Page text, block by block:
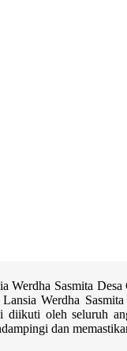
Werdha Sasmita
Werdha
oleh seluruh
dan